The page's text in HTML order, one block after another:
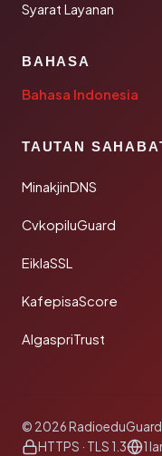
Syarat Layanan
BAHASA
Bahasa Indonesia
TAUTAN
MinakjinDNS
CvkopiluGuard
EiklaSSL
KafepisaScore
AlgaspriTrust
© 2026
HTTPS · TLS 1.3
1